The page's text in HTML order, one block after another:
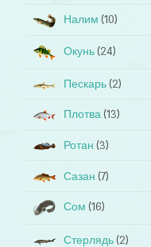
Налим (10)
Окунь (24)
Пескарь (2)
Плотва (13)
Ротан (3)
Сазан (7)
Сом (16)
Стерлядь (2)